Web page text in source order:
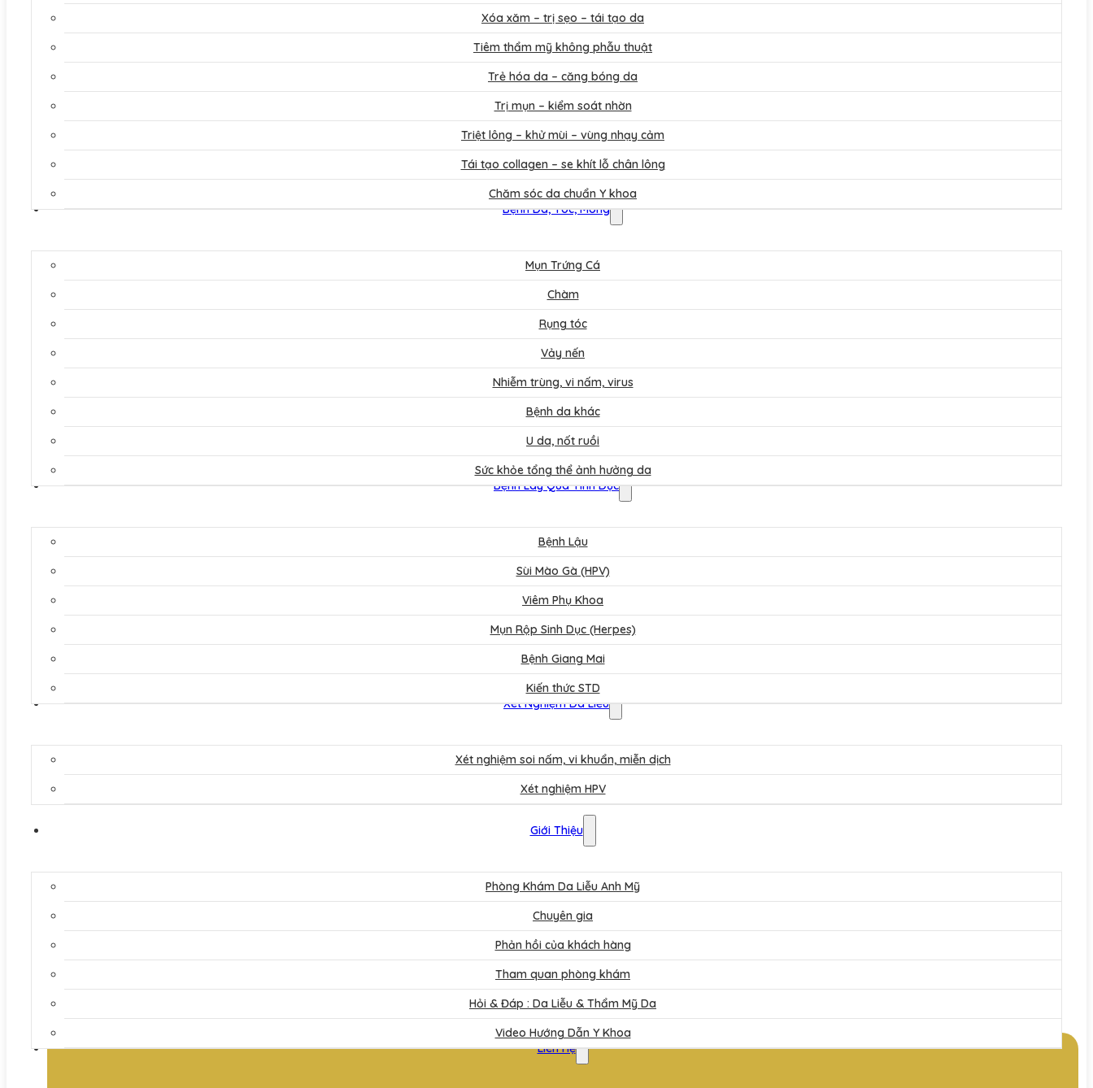
Xóa xăm – trị sẹo – tái tạo da
Tiêm thẩm mỹ không phẫu thuật
Trẻ hóa da – căng bóng da
Trị mụn – kiểm soát nhờn
Triệt lông – khử mùi – vùng nhạy cảm
Tái tạo collagen – se khít lỗ chân lông
Chăm sóc da chuẩn Y khoa
Bệnh Da, Tóc, Móng
Mụn Trứng Cá
Chàm
Rụng tóc
Vảy nến
Nhiễm trùng, vi nấm, virus
Bệnh da khác
U da, nốt ruồi
Sức khỏe tổng thể ảnh hưởng da
Bệnh Lây Qua Tình Dục
Bệnh Lậu
Sùi Mào Gà (HPV)
Viêm Phụ Khoa
Mụn Rộp Sinh Dục (Herpes)
Bệnh Giang Mai
Kiến thức STD
Xét Nghiệm Da Liễu
Xét nghiệm soi nấm, vi khuẩn, miễn dịch
Xét nghiệm HPV
Bảng Giá
Giới Thiệu
Phòng Khám Da Liễu Anh Mỹ
Chuyên gia
Phản hồi của khách hàng
Tham quan phòng khám
Hỏi & Đáp : Da Liễu & Thẩm Mỹ Da
Video Hướng Dẫn Y Khoa
Liên Hệ